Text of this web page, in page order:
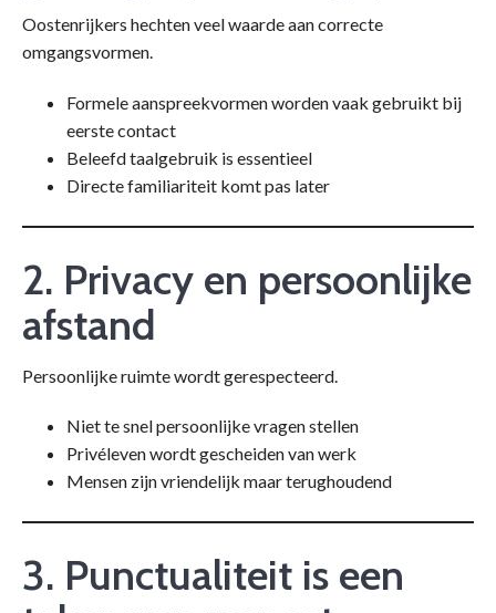
Oostenrijkers hechten veel waarde aan correcte
omgangsvormen.
Formele aanspreekvormen worden vaak gebruikt bij
eerste contact
Beleefd taalgebruik is essentieel
Directe familiariteit komt pas later
2. Privacy en persoonlijke
afstand
Persoonlijke ruimte wordt gerespecteerd.
Niet te snel persoonlijke vragen stellen
Privéleven wordt gescheiden van werk
Mensen zijn vriendelijk maar terughoudend
3. Punctualiteit is een